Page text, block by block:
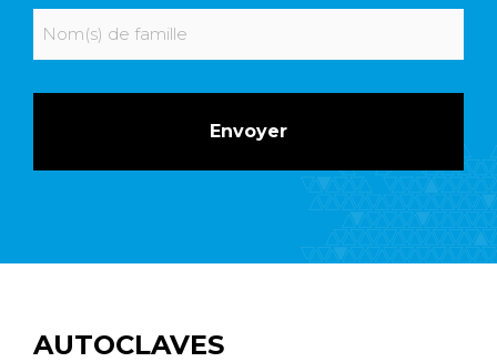
AUTOCLAVES